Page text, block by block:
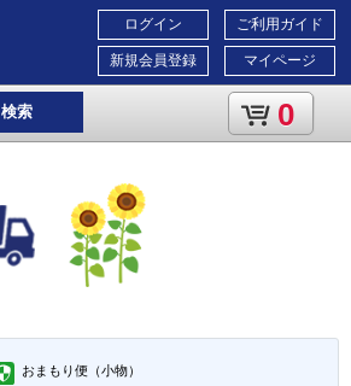
ご利用ガイド
マイページ
ログイン
新規会員登録
検索 0
おまもり便（小物）